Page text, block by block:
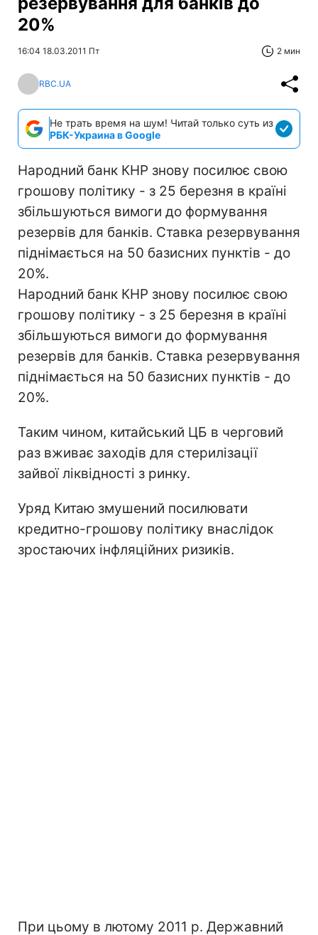
20%
16:04 18.03.2011 Пт 2 мин
RBC.UA
Не трать время на шум! Читай только суть из
РБК-Украина в Google
Народний банк КНР знову посилює свою
грошову політику - з 25 березня в країні
збільшуються вимоги до формування
резервів для банків. Ставка резервування
піднімається на 50 базисних пунктів - до
20%.
Народний банк КНР знову посилює свою
грошову політику - з 25 березня в країні
збільшуються вимоги до формування
резервів для банків. Ставка резервування
піднімається на 50 базисних пунктів - до
20%.
Таким чином, китайський ЦБ в черговий
раз вживає заходів для стерилізації
зайвої ліквідності з ринку.
Уряд Китаю змушений посилювати
кредитно-грошову політику внаслідок
зростаючих інфляційних ризиків.
При цьому в лютому 2011 р. Державний